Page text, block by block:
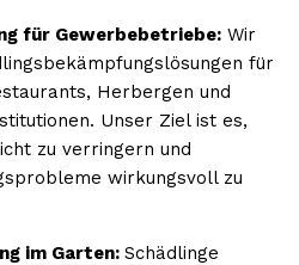
für Gewerbebetriebe: Wir
für
Herbergen und
Unser Ziel ist es,
zu verringern und
wirkungsvoll zu
im Garten: Schädlinge